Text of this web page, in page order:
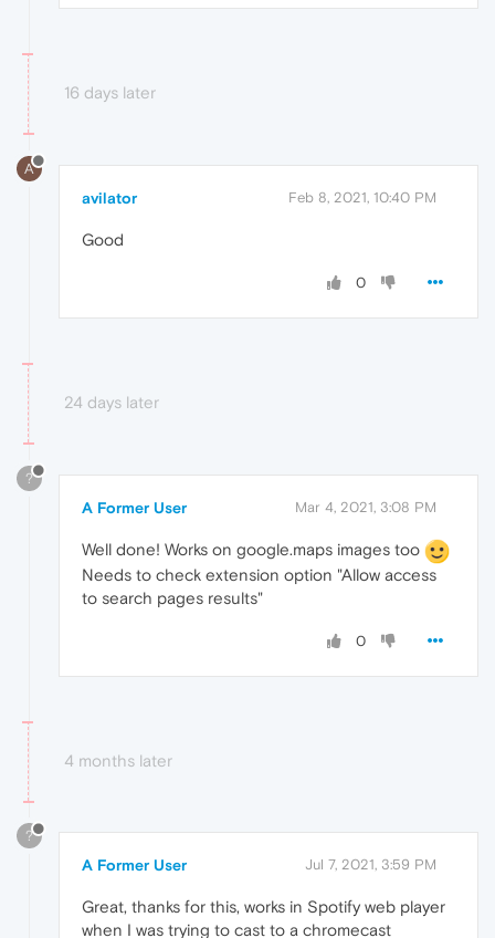
16 days later
A
avilator Feb 8, 2021, 10:40 PM
Good
0
24 days later
?
A Former User Mar 4, 2021, 3:08 PM
Well done! Works on google.maps images too
Needs to check extension option "Allow access
to search pages results"
0
4 months later
?
A Former User Jul 7, 2021, 3:59 PM
Great, thanks for this, works in Spotify web player
when I was trying to cast to a chromecast